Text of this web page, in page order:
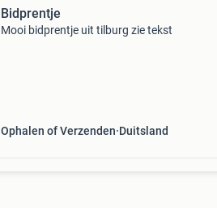
Bidprentje
Mooi bidprentje uit tilburg zie tekst
Ophalen of Verzenden Duitsland